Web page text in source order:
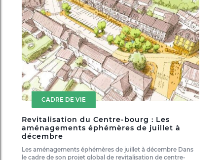
CADRE DE VIE
Revitalisation du Centre-bourg : Les
aménagements éphémères de juillet à
décembre
Les aménagements éphémères de juillet à décembre Dans
le cadre de son projet global de revitalisation de centre-